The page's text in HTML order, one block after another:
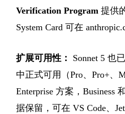
Verification Program 提供
System Card 可在
扩展可用性： Sonnet 5 也
中正式可用（Pro、Pro+、
Enterprise 方案，Business
据保留，可在 VS Code、